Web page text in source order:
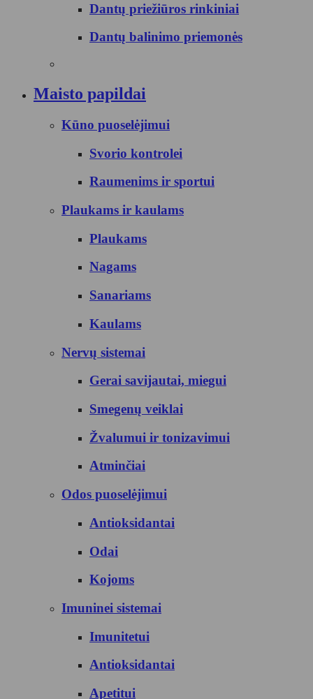
Dantų priežiūros rinkiniai
Dantų balinimo priemonės
Maisto papildai
Kūno puoselėjimui
Svorio kontrolei
Raumenims ir sportui
Plaukams ir kaulams
Plaukams
Nagams
Sanariams
Kaulams
Nervų sistemai
Gerai savijautai, miegui
Smegenų veiklai
Žvalumui ir tonizavimui
Atminčiai
Odos puoselėjimui
Antioksidantai
Odai
Kojoms
Imuninei sistemai
Imunitetui
Antioksidantai
Apetitui